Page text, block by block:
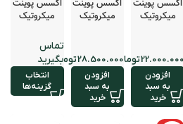
اکسس پوینت
میکروتیک
تومان
افزودن
به سبد
خرید
اکسس پوینت
میکروتیک
تومان
افزودن
به سبد
خرید
اکسس پوینت
میکروتیک
mini LTE
KIT 2024
انتخاب
گزینه‌ها